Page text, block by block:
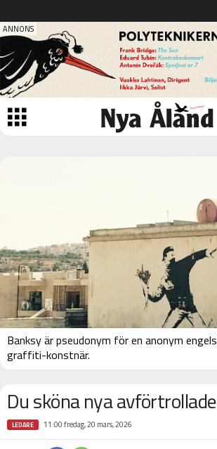
Banksy är pseudonym för en anonym
graffiti-konstnär.
Du sköna nya
LEDARE 11:00 fredag, 20 mars, 2026